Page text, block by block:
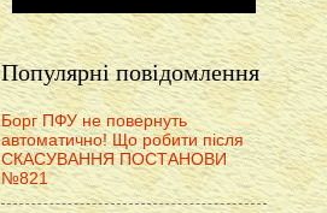
Популярні повідомлення
Борг ПФУ не повернуть
автоматично! Що робити після
СКАСУВАННЯ ПОСТАНОВИ
№821